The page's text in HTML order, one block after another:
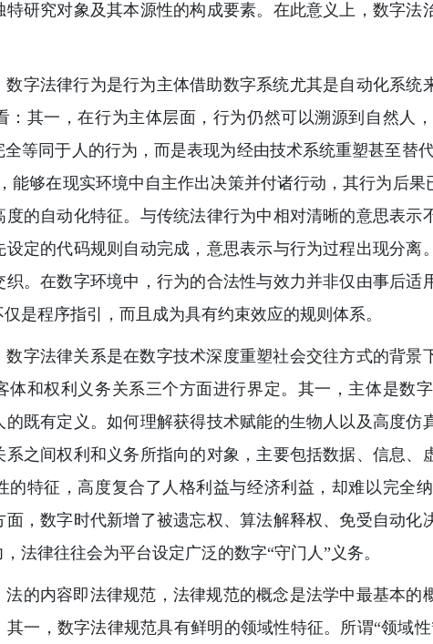
研究对象及其本源性的构成要素。在此意义上，数字
字法律行为是行为主体借助数字系统尤其是自动化系
：其一，在行为主体层面，行为仍然可以溯源到自然人
全等同于人的行为，而是表现为经由技术系统重塑甚至
能够在现实环境中自主作出决策并付诸行动，其行为后
的自动化特征。与传统法律行为中相对清晰的意思表示
定的代码规则自动完成，意思表示与行为过程出现分
。在数字环境中，行为的合法性与效力并非仅由事后
是程序指引，而且成为具有约束效应的规则体系。
数字法律关系是在数字技术深度重塑社会交往方式的背
体和权利义务关系三个方面进行界定。其一，主体是数
既有定义。如何理解获得技术赋能的生物人以及高度仿
之间权利和义务所指向的对象，主要包括数据、信息
的特征，高度复合了人格利益与经济利益，却难以完全
，数字时代新增了被遗忘权、算法解释权、免受自动
法律往往会为平台设定广泛的数字“守门人”义务。
法的内容即法律规范，法律规范的概念是法学中最基本
一，数字法律规范具有鲜明的领域性特征。所谓“领域